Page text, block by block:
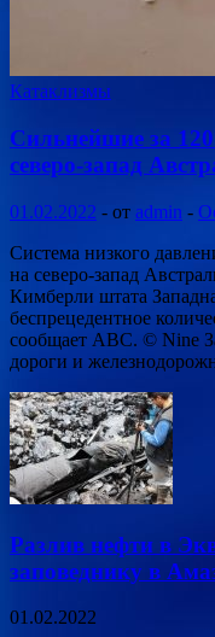
Катаклизмы
Сильнейшие за
северо-запад
01.02.2022 - от admin -
Система низкого
на северо-запад
Кимберли штата
беспрецедентное
сообщает ABC. © Nine
дороги и
Разлив нефти в
заповеднику в
01.02.2022